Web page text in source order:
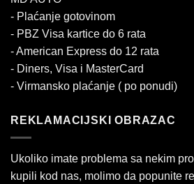
- Plaćanje gotovinom
- PBZ Visa kartice do 6 rata
- American Express do 12 rata
- Diners, Visa i MasterCard
- Virmansko plaćanje ( po ponudi)
REKLAMACIJSKI OBRAZAC
Ukoliko imate problema sa nekim
kupili kod nas, molimo da popunite